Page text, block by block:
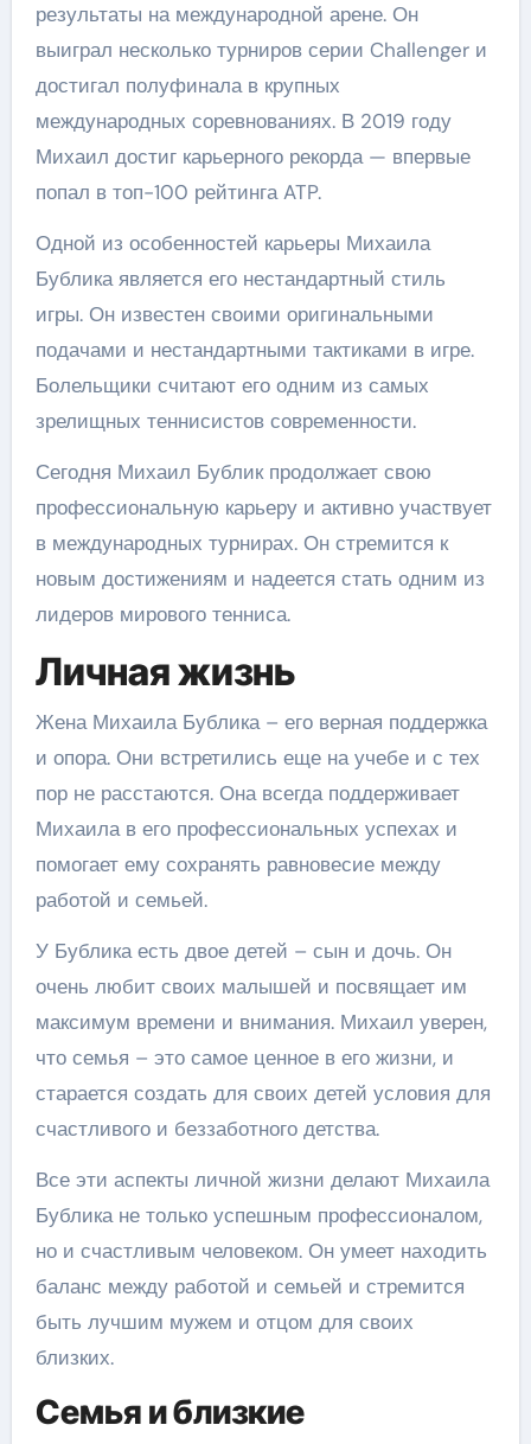
результаты на международной арене. Он
выиграл несколько турниров серии Challenger и
достигал полуфинала в крупных
международных соревнованиях. В 2019 году
Михаил достиг карьерного рекорда — впервые
попал в топ-100 рейтинга ATP.
Одной из особенностей карьеры Михаила
Бублика является его нестандартный стиль
игры. Он известен своими оригинальными
подачами и нестандартными тактиками в игре.
Болельщики считают его одним из самых
зрелищных теннисистов современности.
Сегодня Михаил Бублик продолжает свою
профессиональную карьеру и активно участвует
в международных турнирах. Он стремится к
новым достижениям и надеется стать одним из
лидеров мирового тенниса.
Личная жизнь
Жена Михаила Бублика – его верная поддержка
и опора. Они встретились еще на учебе и с тех
пор не расстаются. Она всегда поддерживает
Михаила в его профессиональных успехах и
помогает ему сохранять равновесие между
работой и семьей.
У Бублика есть двое детей – сын и дочь. Он
очень любит своих малышей и посвящает им
максимум времени и внимания. Михаил уверен,
что семья – это самое ценное в его жизни, и
старается создать для своих детей условия для
счастливого и беззаботного детства.
Все эти аспекты личной жизни делают Михаила
Бублика не только успешным профессионалом,
но и счастливым человеком. Он умеет находить
баланс между работой и семьей и стремится
быть лучшим мужем и отцом для своих
близких.
Семья и близкие